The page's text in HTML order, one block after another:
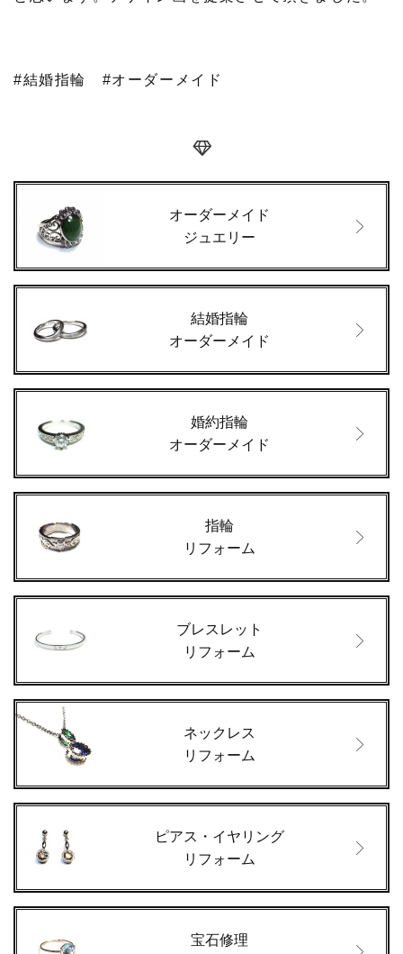
#結婚指輪 #オーダーメイド
オーダーメイド
ジュエリー
結婚指輪
オーダーメイド
婚約指輪
オーダーメイド
指輪
リフォーム
ブレスレット
リフォーム
ネックレス
リフォーム
ピアス・イヤリング
リフォーム
宝石修理